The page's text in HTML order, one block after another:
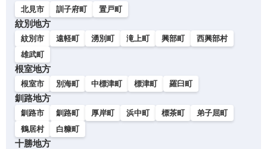
北見市 訓子府町 置戸町
紋別地方
紋別市 遠軽町 湧別町 滝上町 興部町
西興部村
雄武町
根室地方
根室市 別海町 中標津町 標津町 羅臼町
釧路地方
釧路市 釧路町 厚岸町 浜中町 標茶町
弟子屈町
鶴居村
白糠町
十勝地方